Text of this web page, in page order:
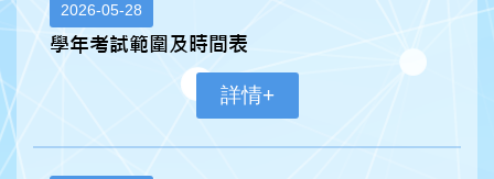
2026-05-28
學年考試範圍及時間表
詳情+